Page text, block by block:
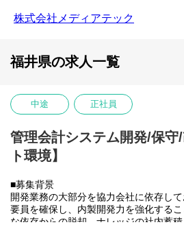
株式会社メディアテック
福井県の求人一覧
中途 正社員
管理会計システム開発/保守
ト環境】
■募集背景
開発業務の大部分を協力会社に依存し
要員を確保し、内製開発力を強化する
な依存からの脱却、ナレッジの社内蓄